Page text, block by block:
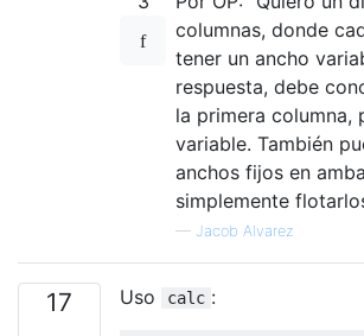
columnas, donde
tener un ancho
respuesta, debe
la primera columna,
variable. También
anchos fijos en
simplemente
— Jacob Alvarez
17 Uso calc :